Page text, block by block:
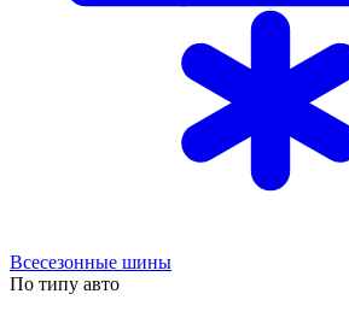
Всесезонные шины
По типу авто